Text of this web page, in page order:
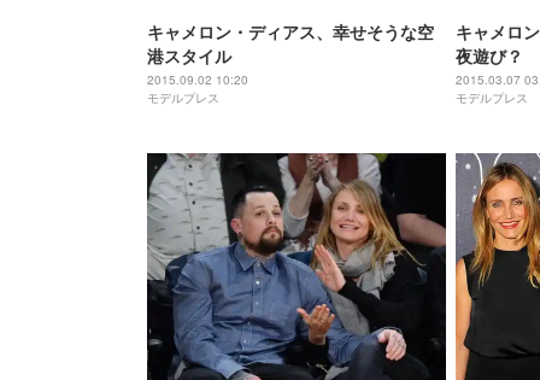
キャメロン・ディアス、幸せそうな空
港スタイル
2015.09.02 10:20
モデルプレス
キャメロ
夜遊び？
2015.03.07
モデルプレス